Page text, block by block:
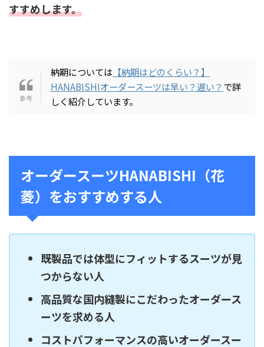
すすめします。
納期については 【納期はどのくらい？】
HANABISHIオーダースーツは早い？遅い？ で詳
しく紹介しています。
オーダースーツHANABISHI（花
菱）をおすすめする人
既製品では体型にフィットするスーツが見
つからない人
高品質な国内縫製にこだわったオーダース
ーツを求める人
コストパフォーマンスの高いオーダースー